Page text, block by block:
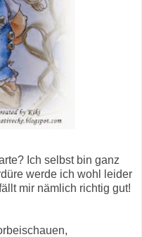
Ich selbst bin ganz
werde ich wohl leider
mir nämlich richtig gut!